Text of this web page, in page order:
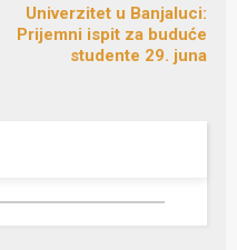
Univerzitet u Banjaluci:
Prijemni ispit za buduće
studente 29. juna